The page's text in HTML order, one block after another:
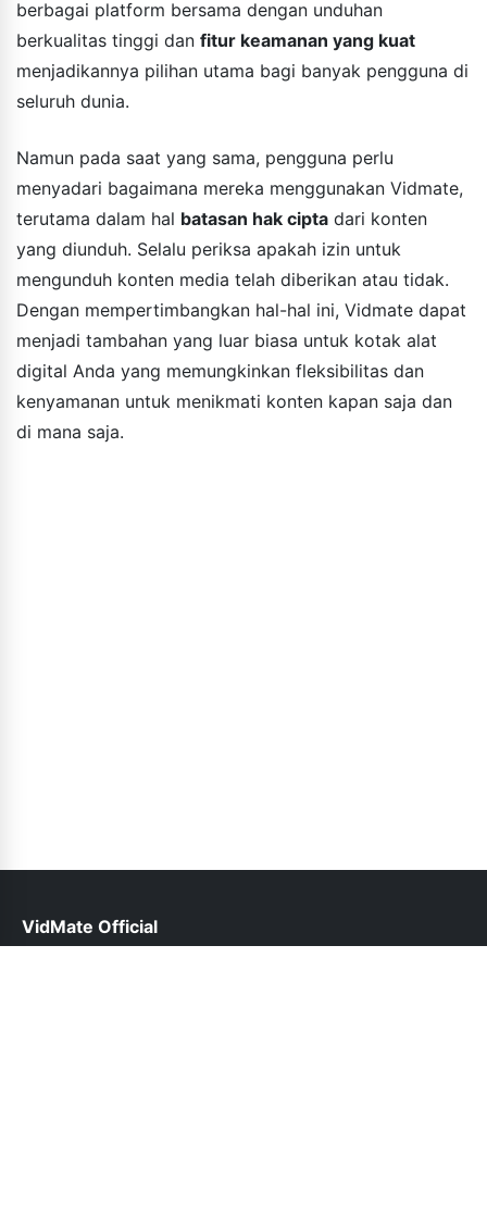
berbagai platform bersama dengan unduhan
berkualitas tinggi dan fitur keamanan yang kuat
menjadikannya pilihan utama bagi banyak pengguna di
seluruh dunia.
Namun pada saat yang sama, pengguna perlu
menyadari bagaimana mereka menggunakan Vidmate,
terutama dalam hal batasan hak cipta dari konten
yang diunduh. Selalu periksa apakah izin untuk
mengunduh konten media telah diberikan atau tidak.
Dengan mempertimbangkan hal-hal ini, Vidmate dapat
menjadi tambahan yang luar biasa untuk kotak alat
digital Anda yang memungkinkan fleksibilitas dan
kenyamanan untuk menikmati konten kapan saja dan
di mana saja.
VidMate Official